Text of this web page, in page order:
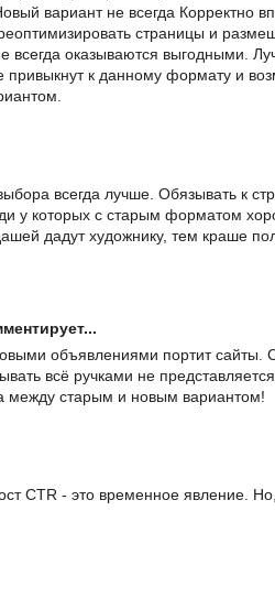
вариант не всегда Корректно
страницы и
всегда оказываются выгодными.
привыкнут к данному формату и
всегда лучше. Обязывать к
у которых с старым форматом
дадут художнику, тем краше
объявлениями портит сайты.
всё ручками не
между старым и новым вариантом!
CTR - это временное явление.